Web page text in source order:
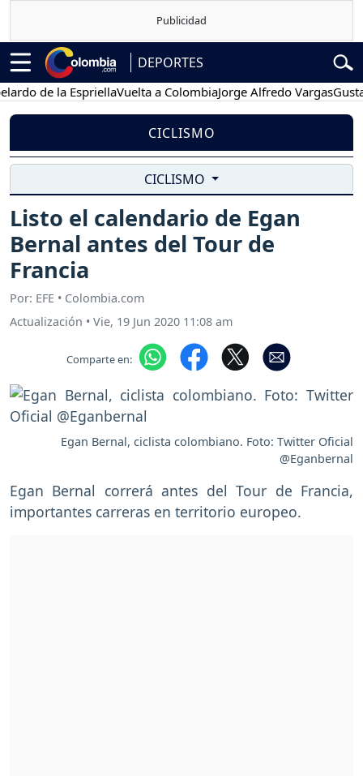
DEPORTES
de la EspriellaVuelta a ColombiaJorge Alfredo VargasGustavo
CICLISMO
CICLISMO
Listo el calendario de Egan
Bernal antes del Tour de
Francia
Por: EFE • Colombia.com
Actualización • Vie, 19 Jun 2020 11:08 am
Comparte en:
Egan Bernal, ciclista colombiano. Foto: Twitter Oficial
@Eganbernal
Egan Bernal correrá antes del Tour de Francia,
importantes carreras en territorio europeo.